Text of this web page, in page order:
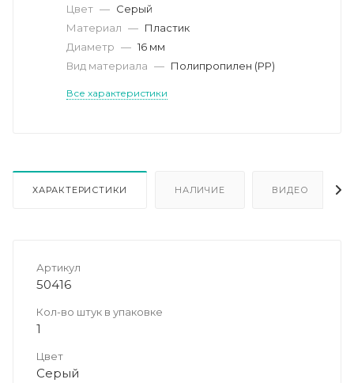
Цвет — Серый
Материал — Пластик
Диаметр — 16 мм
Вид материала — Полипропилен (PP)
Все характеристики
ХАРАКТЕРИСТИКИ НАЛИЧИЕ ВИДЕО
Артикул
50416
Кол-во штук в упаковке
1
Цвет
Серый